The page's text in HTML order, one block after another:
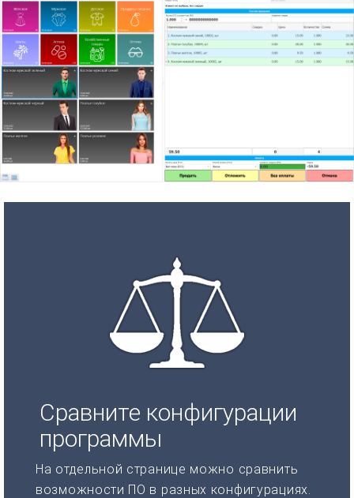
Сравните конфигурации
программы
На отдельной странице можно сравнить
возможности ПО в разных конфигурациях.